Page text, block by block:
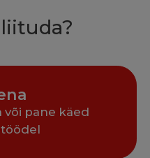
pane käed